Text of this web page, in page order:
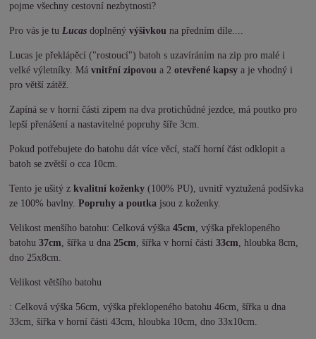
pojme všechny cestovní nezbytnosti?
Pro vás je tuLucas doplněnývýšivkou na předním díle....
Lucas je překlápěcí ("rostoucí") batoh s uzavíráním na zip pro malé i
velké výletníky. Mávnitřní zipovou a 2otevřené kapsy a je vhodný i
pro větší zátěž.
Zapíná se v horní části zipem na dva protichůdné jezdce, má poutko pro
lepší přenášení a nastavitelné popruhy šíře 3cm.
Pokud potřebujete do batohu dát více věcí, stačí horní část odklopit a
batoh se zvětší o cca 10cm.
Tento je ušitý zkvalitní koženky (100% PU), uvnitř vyztužená podšívka
ze 100% bavlny.Popruhy a poutka jsou z koženky.
Velikost menšího batohu: Celková výška45cm, výška překlopeného
batohu37cm, šířka u dna25cm, šířka v horní části33cm, hloubka 8cm,
dno 25x8cm.
Velikost většího batohu
: Celková výška 56cm, výška překlopeného batohu 46cm, šířka u dna
33cm, šířka v horní části 43cm, hloubka 10cm, dno 33x10cm.